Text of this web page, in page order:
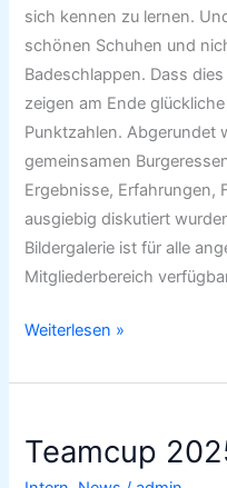
sich kennen zu lernen.
schönen Schuhen und
Badeschlappen. Dass
zeigen am Ende
Punktzahlen. Abgerundet
gemeinsamen
Ergebnisse, Erfahrungen,
ausgiebig diskutiert
Bildergalerie ist für alle
Mitgliederbereich
Weiterlesen »
Teamcup
2025